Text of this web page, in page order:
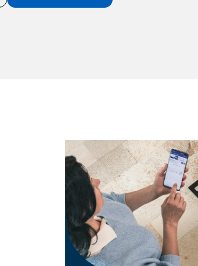
Klinisch gevalideerde
medische kwaliteit
Met behulp van geavanceerde BIA-technologie
gevalideerde nauwkeurigheid, bevestigd aan de